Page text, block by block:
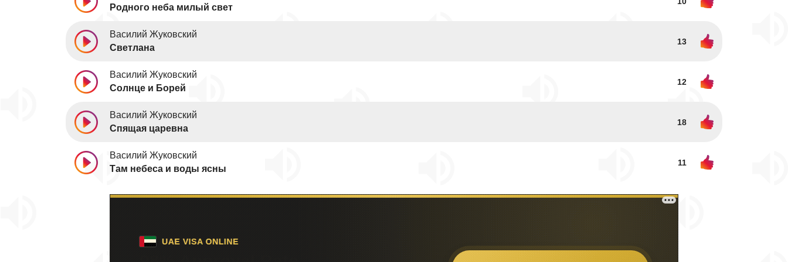
Родного неба милый свет
Василий Жуковский
Светлана
13
Василий Жуковский
Солнце и Борей
12
Василий Жуковский
Спящая царевна
18
Василий Жуковский
Там небеса и воды ясны
11